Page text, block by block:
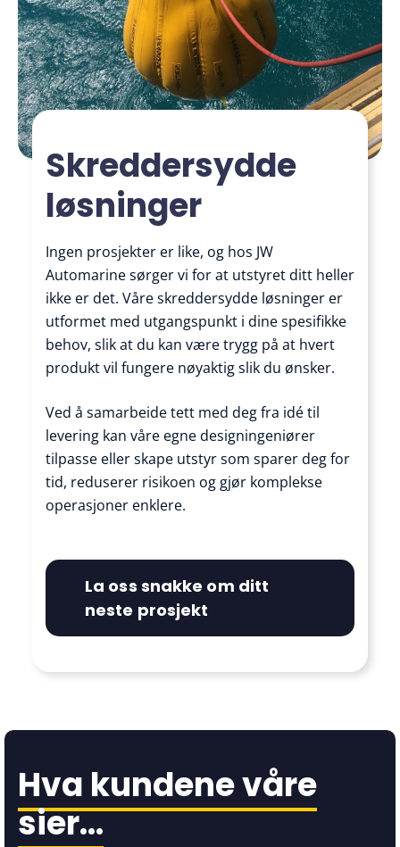
Skreddersydde
løsninger
Ingen prosjekter er like, og hos JW
Automarine sørger vi for at utstyret ditt heller
ikke er det. Våre skreddersydde løsninger er
utformet med utgangspunkt i dine spesifikke
behov, slik at du kan være trygg på at hvert
produkt vil fungere nøyaktig slik du ønsker.
Ved å samarbeide tett med deg fra idé til
levering kan våre egne designingeniører
tilpasse eller skape utstyr som sparer deg for
tid, reduserer risikoen og gjør komplekse
operasjoner enklere.
La oss snakke om ditt
neste prosjekt
Hva kundene våre
sier…